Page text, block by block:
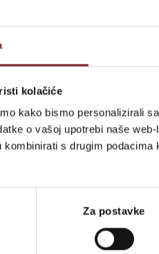
kolačiće
kako bismo personalizirali
o vašoj upotrebi naše
kombinirati s drugim
Za postavke